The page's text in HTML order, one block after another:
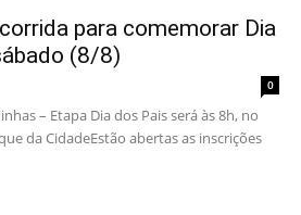
para comemorar Dia
(8/8)
0
– Etapa Dia dos Pais será às 8h, no
da CidadeEstão abertas as inscrições